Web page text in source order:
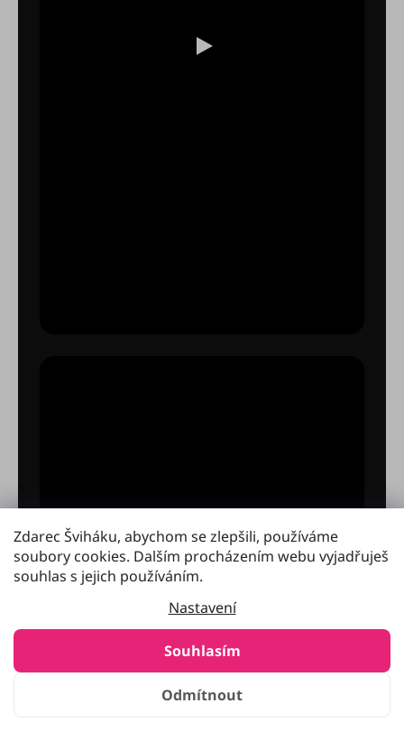
Zdarec Šviháku, abychom se zlepšili, používáme
soubory cookies. Dalším procházením webu vyjadřuješ
souhlas s jejich používáním.
Nastavení
Odmítnout
Souhlasím